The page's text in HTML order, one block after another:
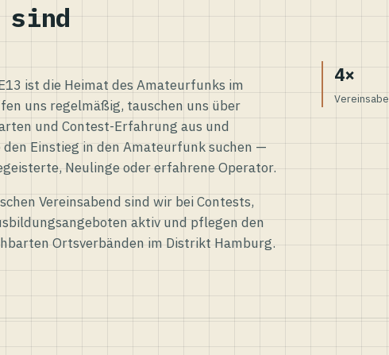
sind
ist die Heimat des Amateurfunks im
uns regelmäßig, tauschen uns über
und Contest-Erfahrung aus und
Einstieg in den Amateurfunk suchen —
Neulinge oder erfahrene Operator.
Vereinsabend sind wir bei Contests,
aktiv und pflegen den
Ortsverbänden im Distrikt Hamburg.
4×